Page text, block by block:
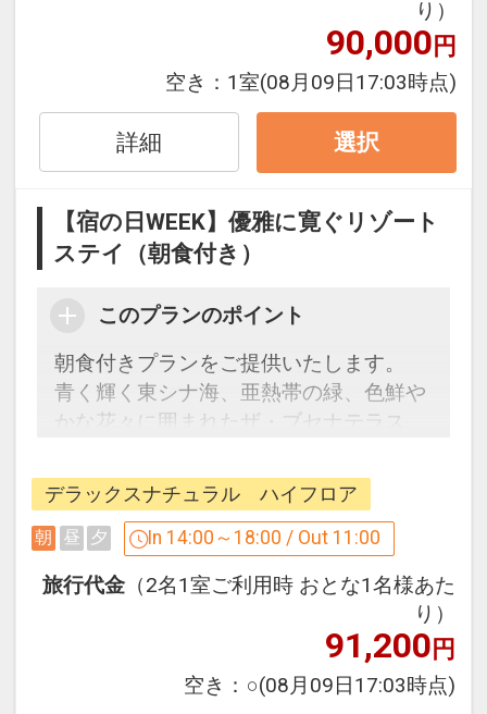
・0～5歳のお子様は、同室の大人1名に
対し1名添寝でご利用いただけます。
■チェックイン14：00～■
美しい海を臨むロビーにてチェックイン
意しております。
在■
整えられたスタンダードルーム。
チや、屋内外に設けられたプール、優雅
なクルージングメニュー等、多彩なアク
ティビティでリゾートヴァカンスをいっ
そう楽しく彩ります。
ビーチ（通年営業）／屋外プール（4-10
月）／屋内プール（通年営業）
■サックスの生演奏”サウンド・オブ・サ
り）
90,000円
空き： 1室(08月09日17:03時点)
詳細 選択
【宿の日WEEK】優雅に寛ぐリゾート
ステイ（朝食付き）
このプランのポイント
朝食付きプランをご提供いたします。
青く輝く東シナ海、亜熱帯の緑、色鮮や
かな花々に囲まれたザ・ブセナテラス
□ご予約にあたっての注意事項□
・館内施設の営業時間やサービス内容は
変更となる場合がございます。詳しくは
ホテルにご確認くださいますようお願い
・0～5歳のお子様は、同室の大人1名に
対し1名添寝でご利用いただけます。
デラックスナチュラル ハイフロア
朝 昼 夕 In 14:00～18:00 / Out 11:00
旅行代金 （2名1室ご利用時 おとな1名様あた
り）
91,200円
空き： ○(08月09日17:03時点)